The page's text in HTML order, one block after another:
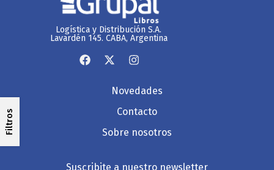
Filtros
Logística y Distribución S.A.
Lavardén 145. CABA, Argentina
Novedades
Contacto
Sobre nosotros
Suscribite a nuestro newsletter